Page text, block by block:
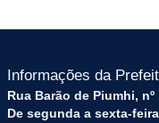
Informações da
Rua Barão de Piumhi,
De segunda a sexta-